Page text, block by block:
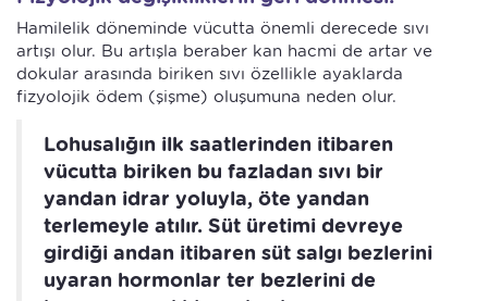
Hamilelik döneminde vücutta önemli derecede sıvı
artışı olur. Bu artışla beraber kan hacmi de artar ve
dokular arasında biriken sıvı özellikle ayaklarda
fizyolojik ödem (şişme) oluşumuna neden olur.
Lohusalığın ilk saatlerinden itibaren
vücutta biriken bu fazladan sıvı bir
yandan idrar yoluyla, öte yandan
terlemeyle atılır. Süt üretimi devreye
girdiği andan itibaren süt salgı bezlerini
uyaran hormonlar ter bezlerini de